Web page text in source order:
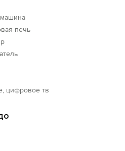
печь
цифровое тв